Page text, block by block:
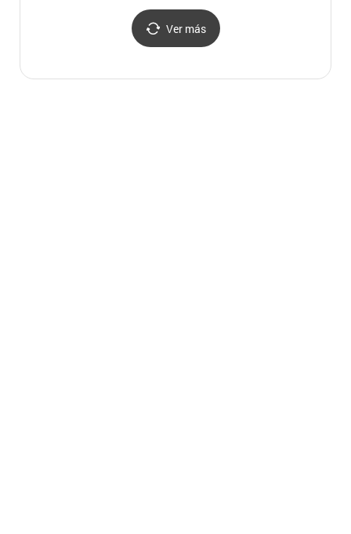
Ver más